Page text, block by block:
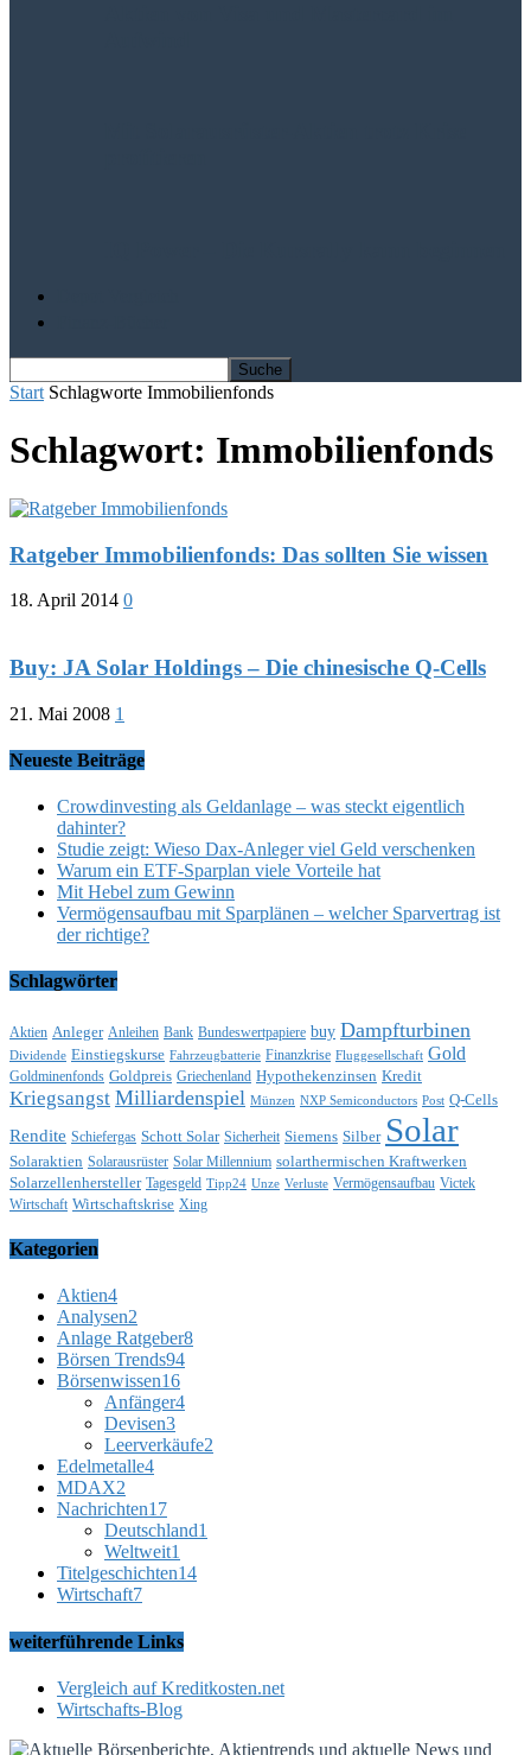
Start Schlagworte Immobilienfonds
Schlagwort: Immobilienfonds
Ratgeber Immobilienfonds: Das sollten Sie wissen
18. April 2014 0
Buy: JA Solar Holdings – Die chinesische Q-Cells
21. Mai 2008 1
Neueste Beiträge
Crowdinvesting als Geldanlage – was steckt eigentlich
dahinter?
Studie zeigt: Wieso Dax-Anleger viel Geld verschenken
Warum ein ETF-Sparplan viele Vorteile hat
Mit Hebel zum Gewinn
Vermögensaufbau mit Sparplänen – welcher Sparvertrag ist
der richtige?
Schlagwörter
Aktien Anleger Anleihen Bank Bundeswertpapiere buy Dampfturbinen
Dividende Einstiegskurse Fahrzeugbatterie Finanzkrise Fluggesellschaft Gold
Goldminenfonds Goldpreis Griechenland Hypothekenzinsen Kredit
Kriegsangst Milliardenspiel Münzen NXP Semiconductors Post Q-Cells
Rendite Schiefergas Schott Solar Sicherheit Siemens Silber Solar
Solaraktien Solarausrüster Solar Millennium solarthermischen Kraftwerken
Solarzellenhersteller Tagesgeld Tipp24 Unze Verluste Vermögensaufbau Victek
Wirtschaft Wirtschaftskrise Xing
Kategorien
Aktien4
Analysen2
Anlage Ratgeber8
Börsen Trends94
Börsenwissen16
Anfänger4
Devisen3
Leerverkäufe2
Edelmetalle4
MDAX2
Nachrichten17
Deutschland1
Weltweit1
Titelgeschichten14
Wirtschaft7
weiterführende Links
Vergleich auf Kreditkosten.net
Wirtschafts-Blog